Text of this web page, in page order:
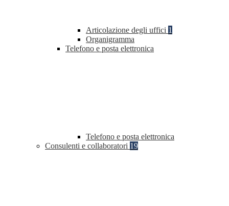
Articolazione degli uffici 1
Organigramma
Telefono e posta elettronica
Telefono e posta elettronica
Consulenti e collaboratori 19